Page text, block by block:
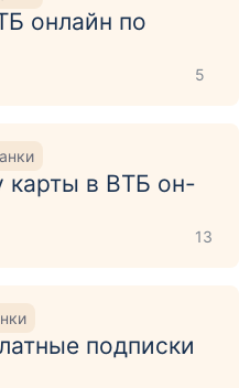
онлайн по
5
карты в ВТБ он-
13
подписки